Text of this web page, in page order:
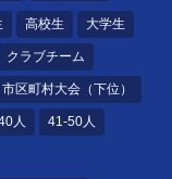
高校生 大学生
クラブチーム
市区町村大会（下位）
人 41-50人